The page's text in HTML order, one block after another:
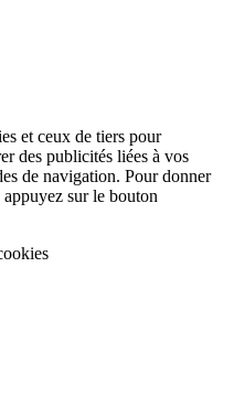
et ceux de tiers pour
des publicités liées à vos
de navigation. Pour donner
sur le bouton